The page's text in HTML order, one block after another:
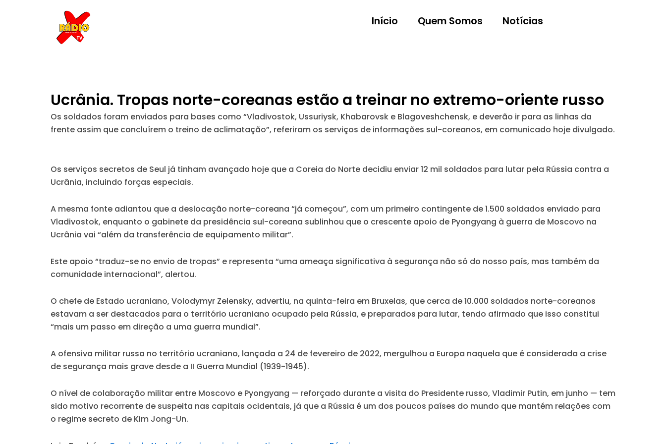
Início Quem Somos Notícias
Ucrânia. Tropas norte-coreanas estão a treinar no extremo-oriente russo
Os soldados foram enviados para bases como “Vladivostok, Ussuriysk, Khabarovsk e Blagoveshchensk, e deverão ir para as linhas da
frente assim que concluírem o treino de aclimatação”, referiram os serviços de informações sul-coreanos, em comunicado hoje divulgado.
Os serviços secretos de Seul já tinham avançado hoje que a Coreia do Norte decidiu enviar 12 mil soldados para lutar pela Rússia contra a
Ucrânia, incluindo forças especiais.
A mesma fonte adiantou que a deslocação norte-coreana “já começou”, com um primeiro contingente de 1.500 soldados enviado para
Vladivostok, enquanto o gabinete da presidência sul-coreana sublinhou que o crescente apoio de Pyongyang à guerra de Moscovo na
Ucrânia vai “além da transferência de equipamento militar”.
Este apoio “traduz-se no envio de tropas” e representa “uma ameaça significativa à segurança não só do nosso país, mas também da
comunidade internacional”, alertou.
O chefe de Estado ucraniano, Volodymyr Zelensky, advertiu, na quinta-feira em Bruxelas, que cerca de 10.000 soldados norte-coreanos
estavam a ser destacados para o território ucraniano ocupado pela Rússia, e preparados para lutar, tendo afirmado que isso constitui
“mais um passo em direção a uma guerra mundial”.
A ofensiva militar russa no território ucraniano, lançada a 24 de fevereiro de 2022, mergulhou a Europa naquela que é considerada a crise
de segurança mais grave desde a II Guerra Mundial (1939-1945).
O nível de colaboração militar entre Moscovo e Pyongyang — reforçado durante a visita do Presidente russo, Vladimir Putin, em junho — tem
sido motivo recorrente de suspeita nas capitais ocidentais, já que a Rússia é um dos poucos países do mundo que mantém relações com
o regime secreto de Kim Jong-Un.